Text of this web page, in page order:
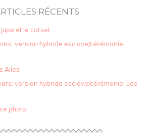
RÉCENTS
et le corset
version hybride esclave/cérémonie:
Ailes
version hybride esclave/cérémonie: Les
photo